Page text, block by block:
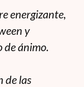
energizante,
y
de ánimo.
de las